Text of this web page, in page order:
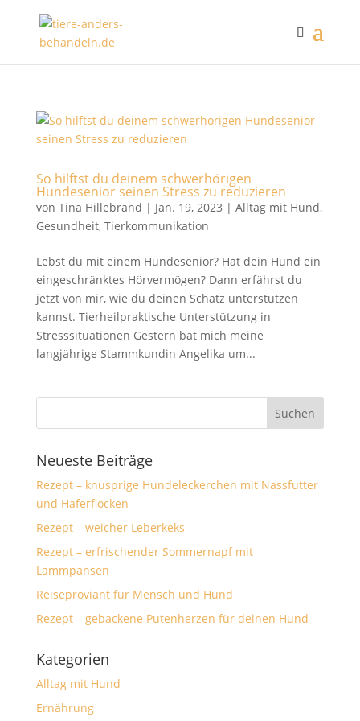
So hilftst du deinem schwerhörigen
Hundesenior seinen Stress zu reduzieren
von Tina Hillebrand | Jan. 19, 2023 | Alltag mit Hund,
Gesundheit, Tierkommunikation
Lebst du mit einem Hundesenior? Hat dein Hund ein
eingeschränktes Hörvermögen? Dann erfährst du
jetzt von mir, wie du deinen Schatz unterstützen
kannst. Tierheilpraktische Unterstützung in
Stresssituationen Gestern bat mich meine
langjährige Stammkundin Angelika um...
Neueste Beiträge
Rezept – knusprige Hundeleckerchen mit Nassfutter
und Haferflocken
Rezept – weicher Leberkeks
Rezept – erfrischender Sommernapf mit
Lammpansen
Reiseproviant für Mensch und Hund
Rezept – gebackene Putenherzen für deinen Hund
Kategorien
Alltag mit Hund
Ernährung